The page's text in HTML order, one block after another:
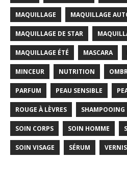
MAQUILLAGE MAQUILLAGE
MAQUILLAGE DE STAR
MAQUILLAGE ÉTÉ MASCARA
MINCEUR NUTRITION
PARFUM PEAU SENSIBLE
ROUGE À LÈVRES SHAMPOOING
SOIN CORPS SOIN HOMME
SOIN VISAGE SÉRUM